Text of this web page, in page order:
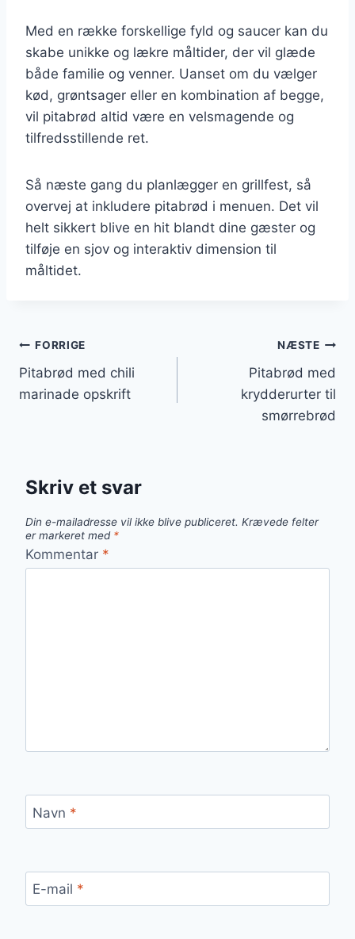
Med en række forskellige fyld og saucer kan du
skabe unikke og lækre måltider, der vil glæde
både familie og venner. Uanset om du vælger
kød, grøntsager eller en kombination af begge,
vil pitabrød altid være en velsmagende og
tilfredsstillende ret.
Så næste gang du planlægger en grillfest, så
overvej at inkludere pitabrød i menuen. Det vil
helt sikkert blive en hit blandt dine gæster og
tilføje en sjov og interaktiv dimension til
måltidet.
Indlægsnavigation
FORRIGE
Pitabrød med chili
marinade opskrift
NÆSTE
Pitabrød med
krydderurter til
smørrebrød
Skriv et svar
Din e-mailadresse vil ikke blive publiceret. Krævede felter
er markeret med *
Kommentar *
Navn *
E-mail *